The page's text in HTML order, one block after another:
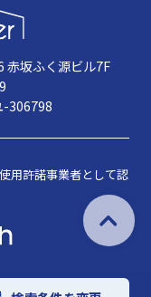
坂ふく源ビル7F
-306798
用許諾事業者として認